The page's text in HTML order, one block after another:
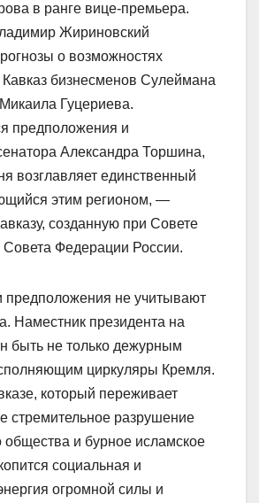
в ранге вице-премьера.
Жириновский
о возможностях
Кавказ бизнесменов Сулеймана
Гуцериева.
предположения и
Александра Торшина,
возглавляет единственный
этим регионом, —
созданную при Совете
Совета Федерации России.
предположения не учитывают
Наместник президента на
быть не только дежурным
циркуляры Кремля.
который переживает
стремительное разрушение
общества и бурное исламское
социальная и
огромной силы и